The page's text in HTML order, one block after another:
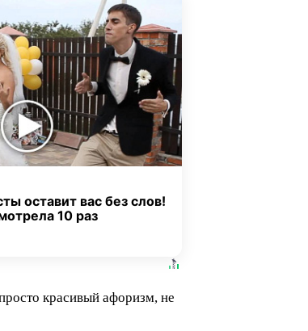
оставит вас без слов!
10 раз
красивый афоризм, не